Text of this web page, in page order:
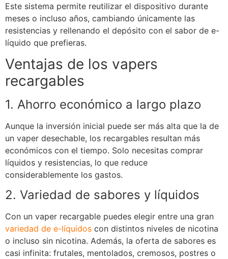
Este sistema permite reutilizar el dispositivo durante
meses o incluso años, cambiando únicamente las
resistencias y rellenando el depósito con el sabor de e-
líquido que prefieras.
Ventajas de los vapers
recargables
1. Ahorro económico a largo plazo
Aunque la inversión inicial puede ser más alta que la de
un vaper desechable, los recargables resultan más
económicos con el tiempo. Solo necesitas comprar
líquidos y resistencias, lo que reduce
considerablemente los gastos.
2. Variedad de sabores y líquidos
Con un vaper recargable puedes elegir entre una gran
variedad de e-líquidos con distintos niveles de nicotina
o incluso sin nicotina. Además, la oferta de sabores es
casi infinita: frutales, mentolados, cremosos, postres o